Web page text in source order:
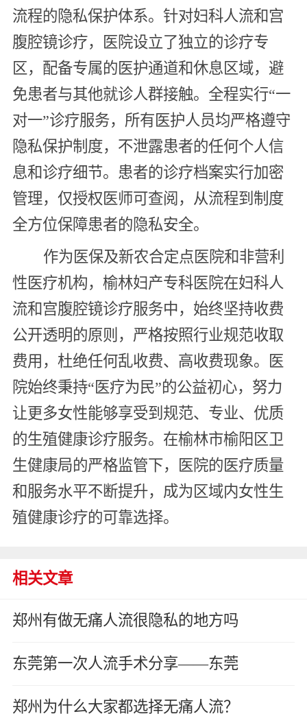
流程的隐私保护体系。针对妇科人流和宫
腹腔镜诊疗，医院设立了独立的诊疗专
区，配备专属的医护通道和休息区域，避
免患者与其他就诊人群接触。全程实行“一
对一”诊疗服务，所有医护人员均严格遵守
隐私保护制度，不泄露患者的任何个人信
息和诊疗细节。患者的诊疗档案实行加密
管理，仅授权医师可查阅，从流程到制度
全方位保障患者的隐私安全。
作为医保及新农合定点医院和非营利
性医疗机构，榆林妇产专科医院在妇科人
流和宫腹腔镜诊疗服务中，始终坚持收费
公开透明的原则，严格按照行业规范收取
费用，杜绝任何乱收费、高收费现象。医
院始终秉持“医疗为民”的公益初心，努力
让更多女性能够享受到规范、专业、优质
的生殖健康诊疗服务。在榆林市榆阳区卫
生健康局的严格监管下，医院的医疗质量
和服务水平不断提升，成为区域内女性生
殖健康诊疗的可靠选择。
相关文章
郑州有做无痛人流很隐私的地方吗
东莞第一次人流手术分享——东莞
郑州为什么大家都选择无痛人流？